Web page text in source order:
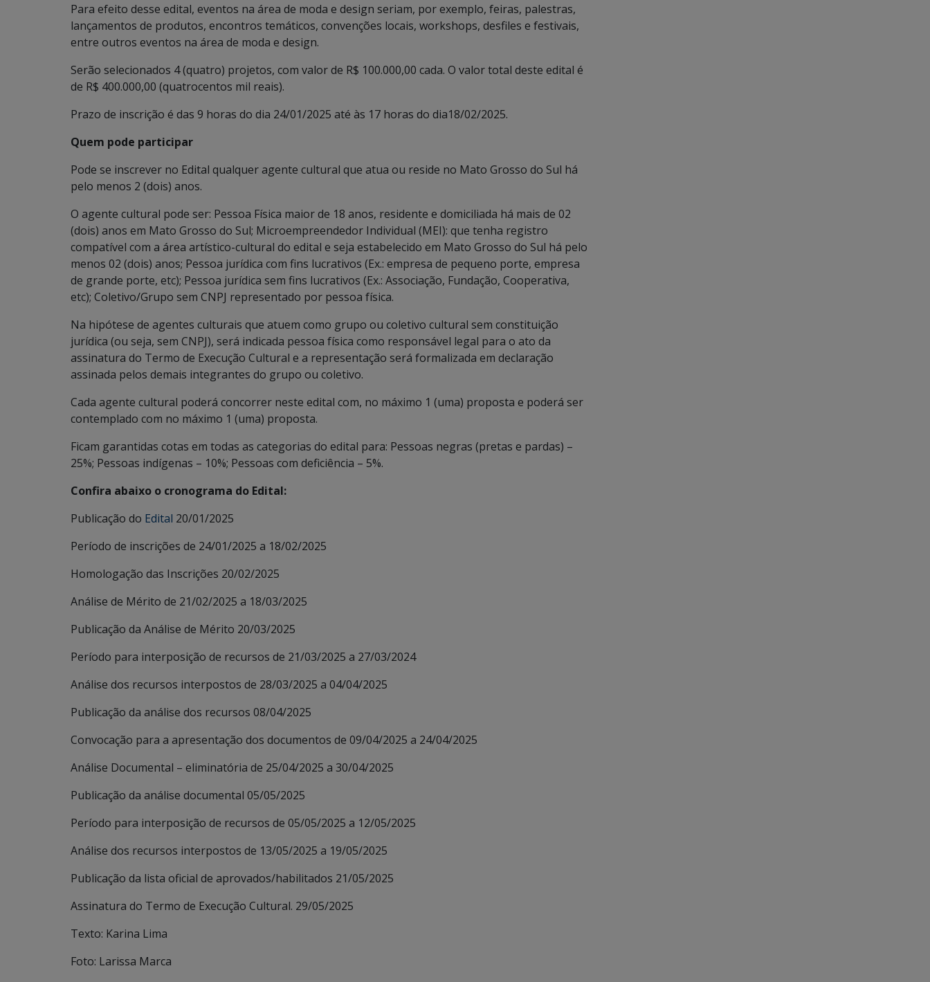
Para efeito desse edital, eventos na área de moda e design seriam, por exemplo, feiras, palestras,
lançamentos de produtos, encontros temáticos, convenções locais, workshops, desfiles e festivais,
entre outros eventos na área de moda e design.
Serão selecionados 4 (quatro) projetos, com valor de R$ 100.000,00 cada. O valor total deste edital é
de R$ 400.000,00 (quatrocentos mil reais).
Prazo de inscrição é das 9 horas do dia 24/01/2025 até às 17 horas do dia18/02/2025.
Quem pode participar
Pode se inscrever no Edital qualquer agente cultural que atua ou reside no Mato Grosso do Sul há
pelo menos 2 (dois) anos.
O agente cultural pode ser: Pessoa Física maior de 18 anos, residente e domiciliada há mais de 02
(dois) anos em Mato Grosso do Sul; Microempreendedor Individual (MEI): que tenha registro
compatível com a área artístico-cultural do edital e seja estabelecido em Mato Grosso do Sul há pelo
menos 02 (dois) anos; Pessoa jurídica com fins lucrativos (Ex.: empresa de pequeno porte, empresa
de grande porte, etc); Pessoa jurídica sem fins lucrativos (Ex.: Associação, Fundação, Cooperativa,
etc); Coletivo/Grupo sem CNPJ representado por pessoa física.
Na hipótese de agentes culturais que atuem como grupo ou coletivo cultural sem constituição
jurídica (ou seja, sem CNPJ), será indicada pessoa física como responsável legal para o ato da
assinatura do Termo de Execução Cultural e a representação será formalizada em declaração
assinada pelos demais integrantes do grupo ou coletivo.
Cada agente cultural poderá concorrer neste edital com, no máximo 1 (uma) proposta e poderá ser
contemplado com no máximo 1 (uma) proposta.
Ficam garantidas cotas em todas as categorias do edital para: Pessoas negras (pretas e pardas) –
25%; Pessoas indígenas – 10%; Pessoas com deficiência – 5%.
Confira abaixo o cronograma do Edital:
Publicação do Edital 20/01/2025
Período de inscrições de 24/01/2025 a 18/02/2025
Homologação das Inscrições 20/02/2025
Análise de Mérito de 21/02/2025 a 18/03/2025
Publicação da Análise de Mérito 20/03/2025
Período para interposição de recursos de 21/03/2025 a 27/03/2024
Análise dos recursos interpostos de 28/03/2025 a 04/04/2025
Publicação da análise dos recursos 08/04/2025
Convocação para a apresentação dos documentos de 09/04/2025 a 24/04/2025
Análise Documental – eliminatória de 25/04/2025 a 30/04/2025
Publicação da análise documental 05/05/2025
Período para interposição de recursos de 05/05/2025 a 12/05/2025
Análise dos recursos interpostos de 13/05/2025 a 19/05/2025
Publicação da lista oficial de aprovados/habilitados 21/05/2025
Assinatura do Termo de Execução Cultural. 29/05/2025
Texto: Karina Lima
Foto: Larissa Marca